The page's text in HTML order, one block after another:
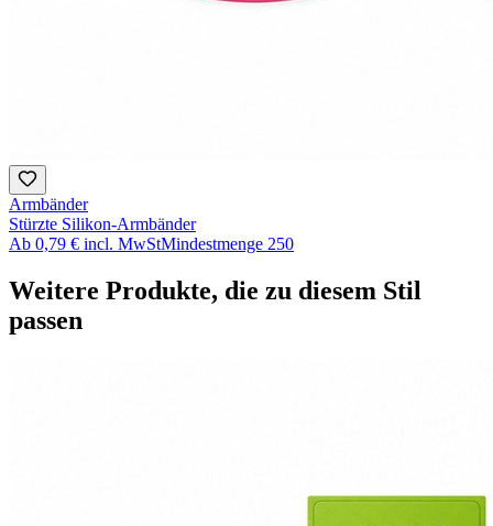
Armbänder
Stürzte Silikon-Armbänder
Ab 0,79 € incl. MwStMindestmenge 250
Weitere Produkte, die zu diesem Stil
passen